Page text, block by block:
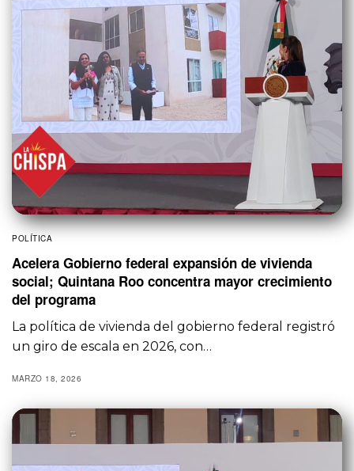
POLÍTICA
Acelera Gobierno federal expansión de vivienda
social; Quintana Roo concentra mayor crecimiento
del programa
La política de vivienda del gobierno federal registró
un giro de escala en 2026, con…
MARZO 18, 2026